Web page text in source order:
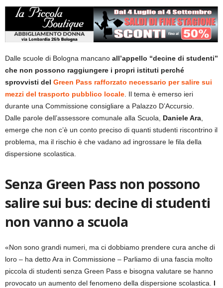
Dalle scuole di Bologna mancano all’appello “decine di studenti”
che non possono raggiungere i propri istituti perché
sprovvisti del Green Pass rafforzato necessario per salire sui
mezzi del trasporto pubblico locale. Il tema è emerso ieri
durante una Commissione consigliare a Palazzo D’Accursio.
Dalle parole dell’assessore comunale alla Scuola, Daniele Ara,
emerge che non c’è un conto preciso di quanti studenti riscontrino il
problema, ma il rischio è che vadano ad ingrossare le fila della
dispersione scolastica.
Senza Green Pass non possono
salire sui bus: decine di studenti
non vanno a scuola
«Non sono grandi numeri, ma ci dobbiamo prendere cura anche di
loro – ha detto Ara in Commissione – Parliamo di una fascia molto
piccola di studenti senza Green Pass e bisogna valutare se hanno
provocato un aumento del fenomeno della dispersione scolastica. I